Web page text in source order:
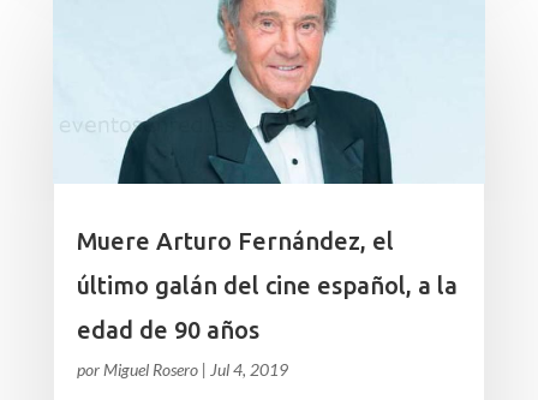
Muere Arturo Fernández, el
último galán del cine español, a la
edad de 90 años
por Miguel Rosero| Jul 4, 2019